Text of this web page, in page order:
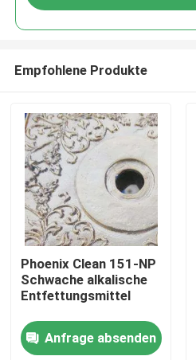
Zu Hause
Empfohlene Produkte
Phoenix Clean 151-NP
Schwache alkalische
Entfettungsmittel
Anfrage absenden